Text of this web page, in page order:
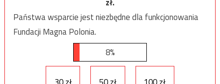
Państwa wsparcie jest niezbędne dla funkcjonowania
Fundacji Magna Polonia.
8%